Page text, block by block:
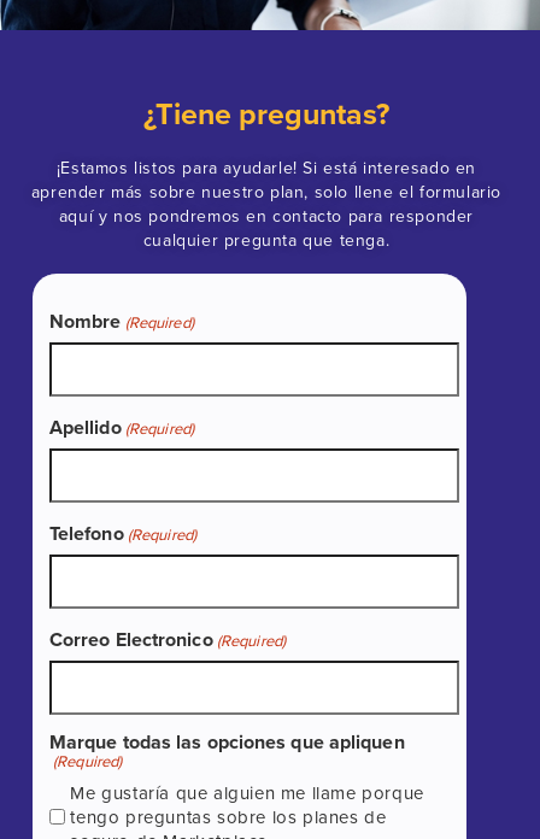
¿Tiene preguntas?
¡Estamos listos para ayudarle! Si está interesado en
aprender más sobre nuestro plan, solo llene el formulario
aquí y nos pondremos en contacto para responder
cualquier pregunta que tenga.
Nombre (Required)
Apellido (Required)
Telefono (Required)
Correo Electronico (Required)
Marque todas las opciones que apliquen
(Required)
Me gustaría que alguien me llame porque
tengo preguntas sobre los planes de